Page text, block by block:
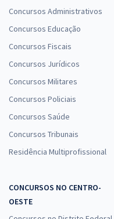
Concursos Administrativos
Concursos Educação
Concursos Fiscais
Concursos Jurídicos
Concursos Militares
Concursos Policiais
Concursos Saúde
Concursos Tribunais
Residência Multiprofissional
CONCURSOS NO CENTRO-
OESTE